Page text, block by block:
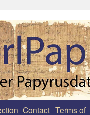
Contact Terms of